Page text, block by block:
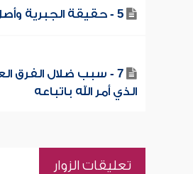
5 - حقيقة الجبرية وأصل مذهبهم
7 - سبب ضلال الفرق
الذي أمر الله باتباعه
تعليقات الزوار